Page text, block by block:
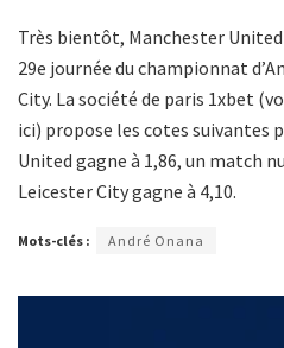
Très bientôt, Manchester
29e journée du championnat
City. La société de paris 1xbet
ici) propose les cotes suivantes
United gagne à 1,86, un match
Leicester City gagne à 4,10.
Mots-clés : André Onana